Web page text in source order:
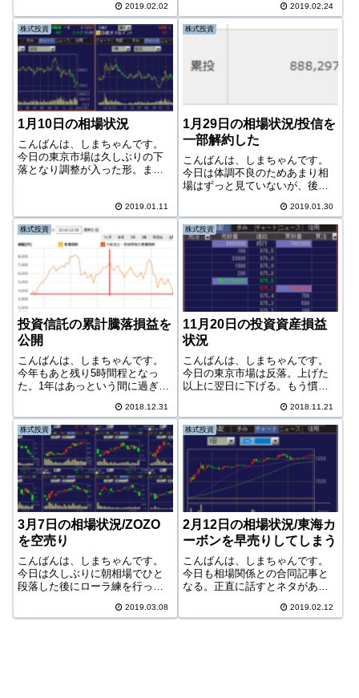
たがゆえにダウのインデックス
投信と外国株式の投信を解約し
たのだった。今日の相場日経平
均今日は高値でスタートしたも
ののその後値を...
2019.02.02
ったため、罪悪感はあまりな
い。昨日に比べ体はだいぶ楽に
なって、食欲も出てきた。とい
2019.02.24
株式投資
1月10日の相場状況
こんばんは、しまちゃんです。
今日の東京市場は久しぶりの下
落となり調整が入った形。まだ5
移動平均線を試す動きが続くの
か、またはそこが抵抗になって
しまうのか。なかなか目が離せ
ない。まだも...
2019.01.11
株式投資
1月29日の相場状況/投信を
一部解約した
こんばんは、しまちゃんです。
今日は体調不良のためあまり相
場はずっと見ていないが、後場
だ。今日の相場今日は下髭を付
けてのプラス転向。5日線も辛う
じてキープしている。正直あま
り読めない最近の日経。商いも
少ないし、しばら...
2019.01.30
株式投資
投資信託の累計騰落損益を
公開
こんばんは、しまちゃんです。
今年もあと残り5時間程となっ
た。1年はあっという間に過ぎ去
しいことは何もせず、朝から掃
除したりマックを食べたりとわ
が家はいつもの休日と変わらな
い。掃除がちょっと本格的なく
らいか。今日は...
2018.12.31
株式投資
11月20日の投資資産損益
状況
こんばんは、しまちゃんです。
今日の東京市場は反落。上げた
以上に翌日に下げる。もう慣れ
今後しばらくは下げ相場となり
そう。日付が変わった12時過ぎ
現在、ダウがマイナス500ドル以
上と大幅に下げている。このま
ま行くと明...
2018.11.21
株式投資
3月7日の相場状況/ZOZO
を空売り
こんばんは、しまちゃんです。
今日は久しぶりに朝相場でひと
段落した後にローラ練を行っ
り直前に、ZOZOに寄りから空売
2019.03.08
株式投資
2月12日の相場状況/東海カ
ーボンを早売りしてしまう
こんばんは、しまちゃんです。
今日も相場関係との合同記事と
なる。正直に話すとネタがあま
も、ブログ（雑記ブログ）では
2019.02.12